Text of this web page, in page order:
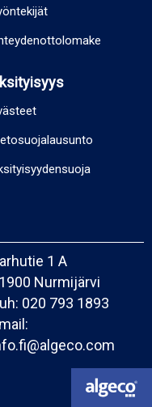
1 A
Nurmijärvi
020 793 1893